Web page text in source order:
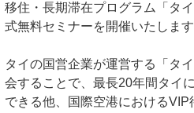
移住・長期滞在プログラム「タ
式無料セミナーを開催いたします
タイの国営企業が運営する「タ
会することで、最長20年間タイ
できる他、国際空港における